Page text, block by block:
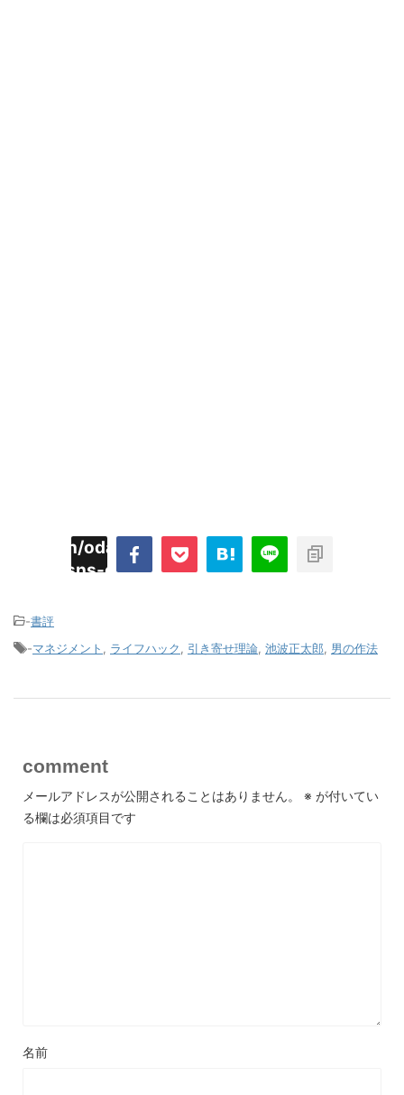
odaiji.com/public_html/blog/wp-
sns-count-cache/sns-count-
-書評
-マネジメント ライフハック 引き寄せ理論 池波正太郎 男の作法
comment
メールアドレスが公開されることはありません。 ※ が付いてい
る欄は必須項目です
名前